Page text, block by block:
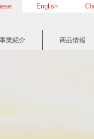
English
事業紹介 商品情報